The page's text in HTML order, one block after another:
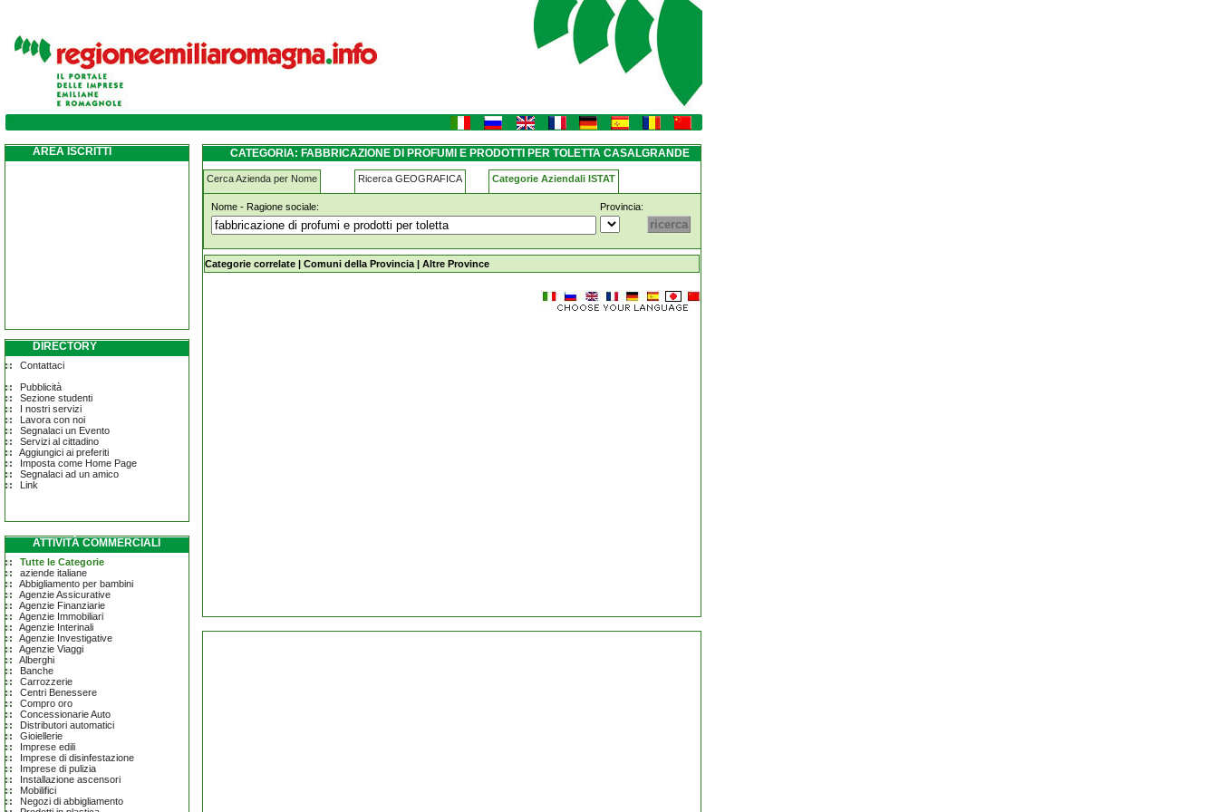
fabbricazione-di-profumi-e-prodotti-per-toletta casalgrande
AREA ISCRITTI
DIRECTORY
Contattaci
Pubblicità
Sezione studenti
I nostri servizi
Lavora con noi
Segnalaci un Evento
Servizi al cittadino
Aggiungici ai preferiti
Imposta come Home Page
Segnalaci ad un amico
Link
ATTIVITÀ COMMERCIALI
Tutte le Categorie
aziende italiane
Abbigliamento per bambini
Agenzie Assicurative
Agenzie Finanziarie
Agenzie Immobiliari
Agenzie Interinali
Agenzie Investigative
Agenzie Viaggi
Alberghi
Banche
Carrozzerie
Centri Benessere
Compro oro
Concessionarie Auto
Distributori automatici
Gioiellerie
Imprese edili
Imprese di disinfestazione
Imprese di pulizia
Installazione ascensori
Mobilifici
Negozi di abbigliamento
CATEGORIA: FABBRICAZIONE DI PROFUMI E PRODOTTI PER TOLETTA CASALGRANDE
Cerca Azienda per Nome Ricerca GEOGRAFICA Categorie Aziendali ISTAT
Nome - Ragione sociale: Provincia:
fabbricazione-di-profumi-e-prodotti-per-toletta casalgrande
Categorie correlate | Comuni della Provincia | Altre Province